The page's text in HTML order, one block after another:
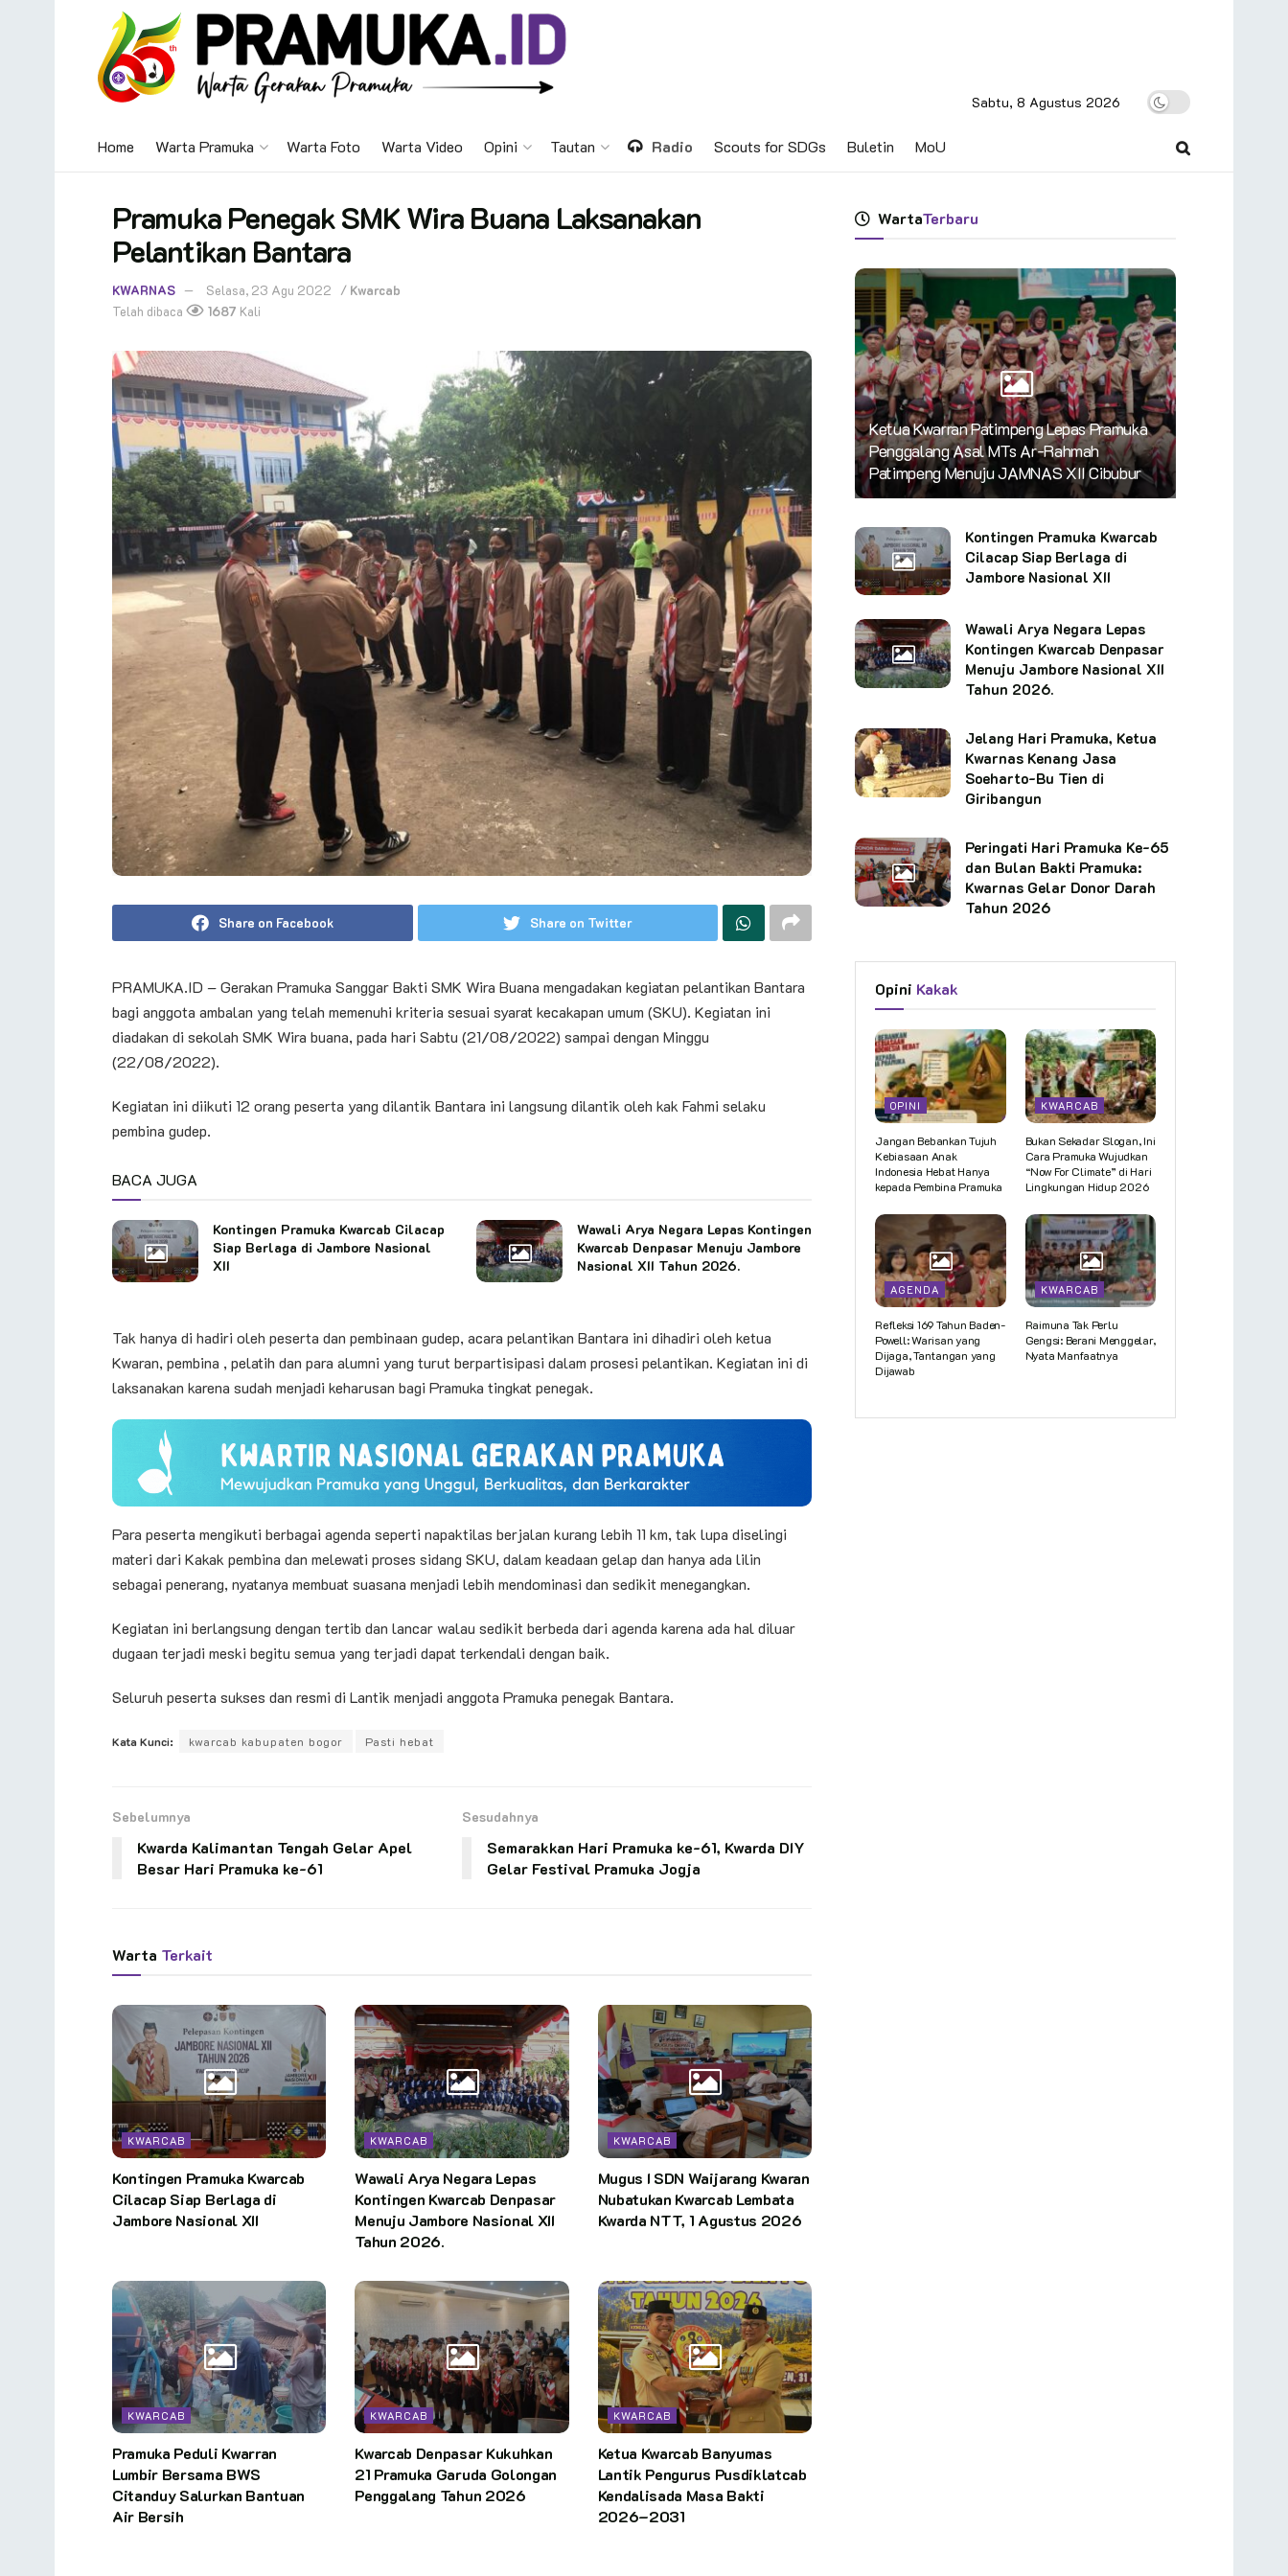
Sabtu, 8 Agustus 2026
Home Warta Pramuka Warta Foto Warta Video Opini Tautan Radio Scouts for SDGs Buletin MoU
Pramuka Penegak SMK Wira Buana Laksanakan
Pelantikan Bantara
KWARNAS Selasa, 23 Agu 2022 / Kwarcab
Telah dibaca
1687 Kali
Share on Facebook Share on Twitter
PRAMUKA.ID – Gerakan Pramuka Sanggar Bakti SMK Wira Buana mengadakan kegiatan pelantikan Bantara
bagi anggota ambalan yang telah memenuhi kriteria sesuai syarat kecakapan umum (SKU). Kegiatan ini
diadakan di sekolah SMK Wira buana, pada hari Sabtu (21/08/2022) sampai dengan Minggu
(22/08/2022).
Kegiatan ini diikuti 12 orang peserta yang dilantik Bantara ini langsung dilantik oleh kak Fahmi selaku
pembina gudep.
BACA JUGA
Kontingen Pramuka Kwarcab Cilacap
Siap Berlaga di Jambore Nasional
XII
Wawali Arya Negara Lepas Kontingen
Kwarcab Denpasar Menuju Jambore
Nasional XII Tahun 2026.
Tak hanya di hadiri oleh peserta dan pembinaan gudep, acara pelantikan Bantara ini dihadiri oleh ketua
Kwaran, pembina , pelatih dan para alumni yang turut berpartisipasi dalam prosesi pelantikan. Kegiatan ini di
laksanakan karena sudah menjadi keharusan bagi Pramuka tingkat penegak.
Para peserta mengikuti berbagai agenda seperti napaktilas berjalan kurang lebih 11 km, tak lupa diselingi
materi dari Kakak pembina dan melewati proses sidang SKU, dalam keadaan gelap dan hanya ada lilin
sebagai penerang, nyatanya membuat suasana menjadi lebih mendominasi dan sedikit menegangkan.
Kegiatan ini berlangsung dengan tertib dan lancar walau sedikit berbeda dari agenda karena ada hal diluar
dugaan terjadi meski begitu semua yang terjadi dapat terkendali dengan baik.
Seluruh peserta sukses dan resmi di Lantik menjadi anggota Pramuka penegak Bantara.
Kata Kunci: kwarcab kabupaten bogor Pasti hebat
Sebelumnya
Kwarda Kalimantan Tengah Gelar Apel
Besar Hari Pramuka ke-61
Sesudahnya
Semarakkan Hari Pramuka ke-61, Kwarda DIY
Gelar Festival Pramuka Jogja
Warta Terkait
KWARCAB
Kontingen Pramuka Kwarcab
Cilacap Siap Berlaga di
Jambore Nasional XII
KWARCAB
Wawali Arya Negara Lepas
Kontingen Kwarcab Denpasar
Menuju Jambore Nasional XII
Tahun 2026.
KWARCAB
Mugus I SDN Waijarang Kwaran
Nubatukan Kwarcab Lembata
Kwarda NTT, 1 Agustus 2026
KWARCAB
Pramuka Peduli Kwarran
Lumbir Bersama BWS
Citanduy Salurkan Bantuan
Air Bersih
KWARCAB
Kwarcab Denpasar Kukuhkan
21 Pramuka Garuda Golongan
Penggalang Tahun 2026
KWARCAB
Ketua Kwarcab Banyumas
Lantik Pengurus Pusdiklatcab
Kendalisada Masa Bakti
2026–2031
WartaTerbaru
Ketua Kwarran Patimpeng Lepas Pramuka
Penggalang Asal MTs Ar-Rahmah
Patimpeng Menuju JAMNAS XII Cibubur
Kontingen Pramuka Kwarcab
Cilacap Siap Berlaga di
Jambore Nasional XII
Wawali Arya Negara Lepas
Kontingen Kwarcab Denpasar
Menuju Jambore Nasional XII
Tahun 2026.
Jelang Hari Pramuka, Ketua
Kwarnas Kenang Jasa
Soeharto-Bu Tien di
Giribangun
Peringati Hari Pramuka Ke-65
dan Bulan Bakti Pramuka:
Kwarnas Gelar Donor Darah
Tahun 2026
Opini Kakak
OPINI
Jangan Bebankan Tujuh
Kebiasaan Anak
Indonesia Hebat Hanya
kepada Pembina Pramuka
KWARCAB
Bukan Sekadar Slogan, Ini
Cara Pramuka Wujudkan
“Now For Climate” di Hari
Lingkungan Hidup 2026
AGENDA
Refleksi 169 Tahun Baden-
Powell: Warisan yang
Dijaga, Tantangan yang
Dijawab
KWARCAB
Raimuna Tak Perlu
Gengsi: Berani Menggelar,
Nyata Manfaatnya